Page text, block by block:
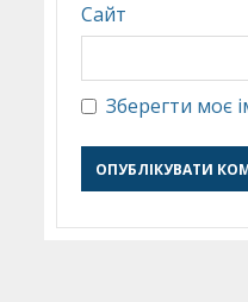
Сайт
Зберегти моє